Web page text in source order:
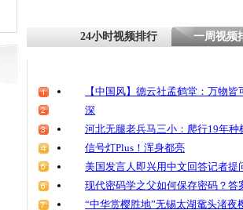
24小时视频排行 一周视频
【中国风】德云社孟鹤堂：万物皆
深
河北无腿老兵马三小：爬行19年种
信号灯Plus！浑身都亮
美国发言人即兴用中文回答记者提
现代密码学之父如何保存密码？
“中华赏樱胜地”无锡太湖鼋头渚夜